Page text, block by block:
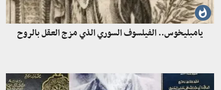
يامبليخوس.. الفيلسوف السوري الذي مزج العقل بالروح